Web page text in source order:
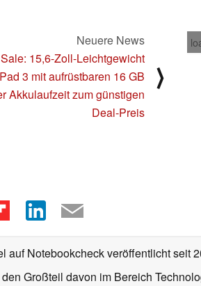
Neuere News
15,6-Zoll-Leichtgewicht
3 mit aufrüstbaren 16 GB
Akkulaufzeit zum günstigen
Deal-Preis
⟩
auf Notebookcheck veröffentlichtseit
Großteil davon im Bereich